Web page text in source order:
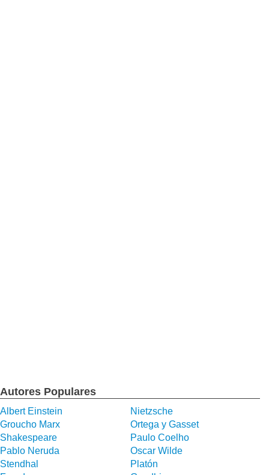
Autores Populares
Albert Einstein
Nietzsche
Groucho Marx
Ortega y Gasset
Shakespeare
Paulo Coelho
Pablo Neruda
Oscar Wilde
Stendhal
Platón